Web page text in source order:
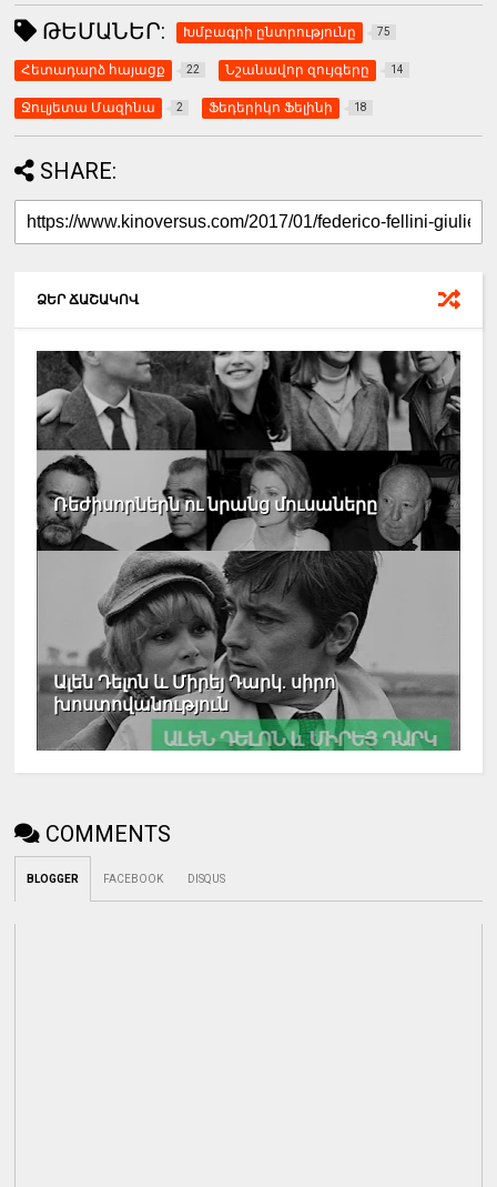
ԹԵՄԱՆԵՐ: Խմբագրի ընտրությունը 75
Հետադարձ հայացք 22 Նշանավոր զույգերը 14
Ջուլյետա Մազինա 2 Ֆեդերիկո Ֆելինի 18
SHARE:
ՁԵՐ ՃԱՇԱԿՈՎ
Ռեժիսորներն ու նրանց մուսաները
Ալեն Դելոն և Միրեյ Դարկ. սիրո
խոստովանություն
COMMENTS
BLOGGER FACEBOOK DISQUS